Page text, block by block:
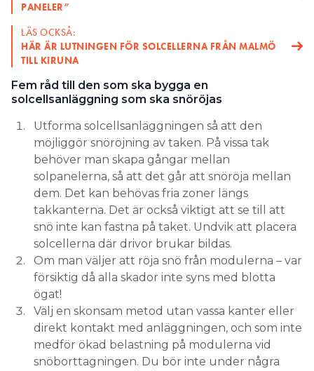
PANELER”
LÄS OCKSÅ:
HÄR ÄR LUTNINGEN FÖR SOLCELLERNA FRÅN MALMÖ
TILL KIRUNA
Fem råd till den som ska bygga en
solcellsanläggning som ska snöröjas
Utforma solcellsanläggningen så att den
möjliggör snöröjning av taken. På vissa tak
behöver man skapa gångar mellan
solpanelerna, så att det går att snöröja mellan
dem. Det kan behövas fria zoner längs
takkanterna. Det är också viktigt att se till att
snö inte kan fastna på taket. Undvik att placera
solcellerna där drivor brukar bildas.
Om man väljer att röja snö från modulerna – var
försiktig då alla skador inte syns med blotta
ögat!
Välj en skonsam metod utan vassa kanter eller
direkt kontakt med anläggningen, och som inte
medför ökad belastning på modulerna vid
snöborttagningen. Du bör inte under några